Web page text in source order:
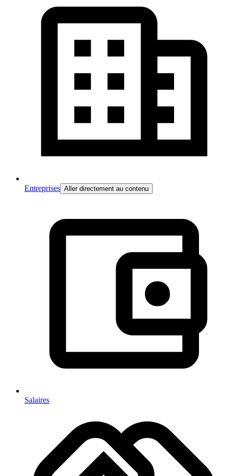
Entreprises Aller directement au contenu
Salaires